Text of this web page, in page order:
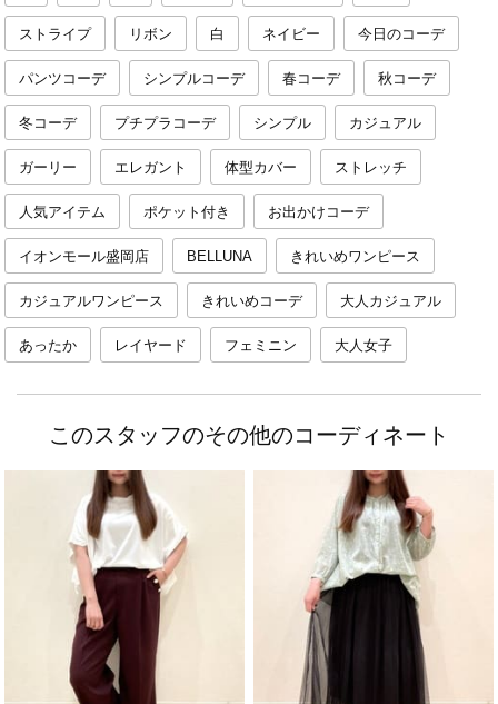
ストライプ リボン 白 ネイビー 今日のコーデ
パンツコーデ シンプルコーデ 春コーデ 秋コーデ
冬コーデ プチプラコーデ シンプル カジュアル
ガーリー エレガント 体型カバー ストレッチ
人気アイテム ポケット付き お出かけコーデ
イオンモール盛岡店 BELLUNA きれいめワンピース
カジュアルワンピース きれいめコーデ 大人カジュアル
あったか レイヤード フェミニン 大人女子
このスタッフのその他のコーディネート